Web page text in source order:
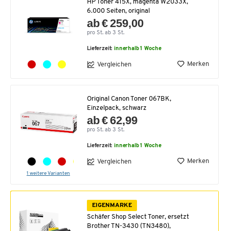
HP Toner 415X, magenta W2033X,
6.000 Seiten, original
ab € 259,00
pro St. ab 3 St.
Lieferzeit:innerhalb 1 Woche
Vergleichen Merken
1 weitere Varianten
Original Canon Toner 067BK,
Einzelpack, schwarz
ab € 62,99
pro St. ab 3 St.
Lieferzeit:innerhalb 1 Woche
Vergleichen Merken
EIGENMARKE
Schäfer Shop Select Toner, ersetzt
Brother TN-3430 (TN3480),